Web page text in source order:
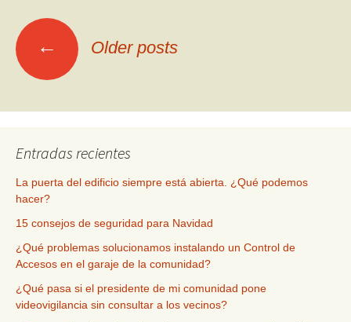
Posts
← Older posts
Entradas recientes
La puerta del edificio siempre está abierta. ¿Qué podemos
hacer?
15 consejos de seguridad para Navidad
¿Qué problemas solucionamos instalando un Control de
Accesos en el garaje de la comunidad?
¿Qué pasa si el presidente de mi comunidad pone
videovigilancia sin consultar a los vecinos?